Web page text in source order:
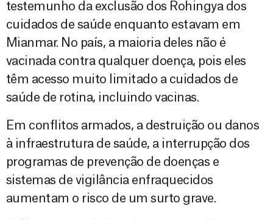
testemunho da exclusão dos Rohingya dos
cuidados de saúde enquanto estavam em
Mianmar. No país, a maioria deles não é
vacinada contra qualquer doença, pois eles
têm acesso muito limitado a cuidados de
saúde de rotina, incluindo vacinas.
Em conflitos armados, a destruição ou danos
à infraestrutura de saúde, a interrupção dos
programas de prevenção de doenças e
sistemas de vigilância enfraquecidos
aumentam o risco de um surto grave.